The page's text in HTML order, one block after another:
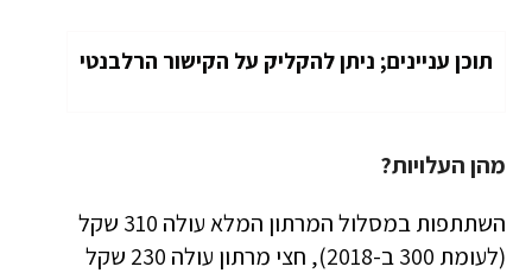
תוכן עניינים; ניתן להקליק על הקישור הרלבנטי
מהן העלויות?
השתתפות במסלול המרתון המלא עולה 310 שקל
(לעומת 300 ב-2018), חצי מרתון עולה 230 שקל